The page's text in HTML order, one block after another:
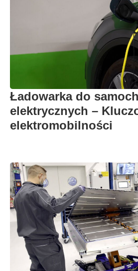
Ładowarka do
elektrycznych –
elektromobilności